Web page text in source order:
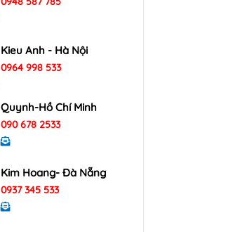
Kieu Anh - Hà Nội
0964 998 533
Quynh-Hồ Chí Minh
090 678 2533
Kim Hoang- Đà Nẵng
0937 345 533